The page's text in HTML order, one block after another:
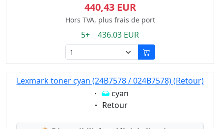
440,43 EUR
Hors TVA, plus frais de port
5+ 436.03 EUR
Lexmark toner cyan (24B7578 / 024B7578) (Retour)
Eigenschaft:
cyan
Eigenschaft:
Retour